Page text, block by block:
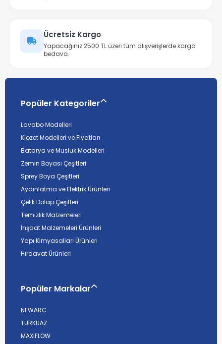
Ücretsiz Kargo
Yapacağınız 2500 TL üzeri tüm alışverişlerde kargo
bedava.
Popüler Kategoriler
Lavabo Modelleri
Klozet Modelleri ve Fiyatları
Batarya ve Musluk Modelleri
Zemin Boyası Çeşitleri
Sprey Boya Çeşitleri
Aydınlatma ve Elektrik Ürünleri
Çelik Dolap Çeşitleri
Temizlik Malzemeleri
İnşaat Malzemeleri Ürünleri
Yapı Kimyasalları Ürünleri
Hırdavat Ürünleri
Popüler Markalar
NEWARC
TURKUAZ
MAXIFLOW